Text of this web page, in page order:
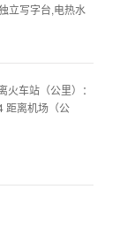
立写字台,电热水
车站（公里）：
距离机场（公